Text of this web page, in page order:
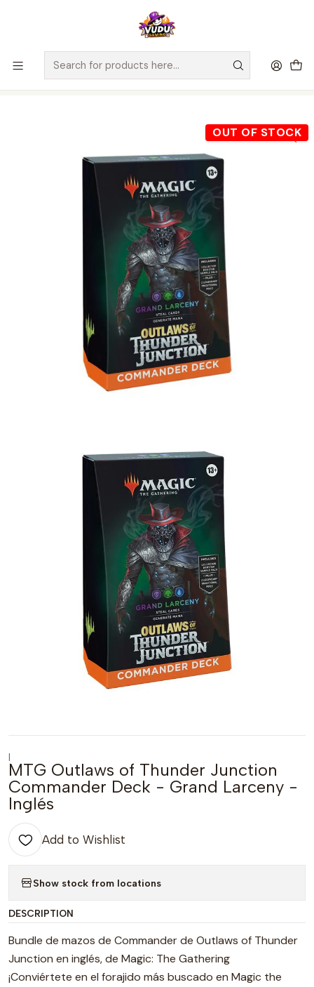
🚀 ¡Despachamos a todo Chile! Envío GRATIS a Regiones sobre
$100.000 y a RM sobre $35.000
Home Juegos de Cartas TCG
Magic The Gathering
Sellados Magic The Gathering
MTG Outlaws of Thunder Junction Commander Deck - Grand
Larceny - Inglés
OUT OF STOCK
|
MTG Outlaws of Thunder Junction
Commander Deck - Grand Larceny -
Inglés
Add to Wishlist
Show stock from locations
DESCRIPTION
Bundle de mazos de Commander de Outlaws of Thunder
Junction en inglés, de Magic: The Gathering
¡Conviértete en el forajido más buscado en Magic the